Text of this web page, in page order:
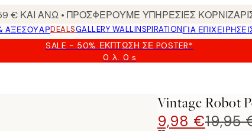
ΚΑΙ ΑΝΩ • ΠΡΟΣΦΕΡΟΥΜΕ ΥΠΗΡΕΣΙΕΣ
ΑΞΕΣΟΥΆΡDEALSGALLERY WALLINSPIRATIONΓΙΑ
SALE - 50% ΈΚΠΤΩΣΗ ΣΕ POSTER*
0 λ. 0 s
Ισχύει
Vintage Robot
9,98 €19,95